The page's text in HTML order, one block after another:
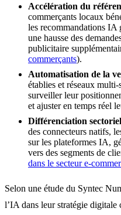
Accélération du
commerçants locaux
les recommandations IA
une hausse des
publicitaire
commerçants).
Automatisation de la
établies et réseaux
surveiller leur
et ajuster en temps réel
Différenciation
des connecteurs natifs,
sur les plateformes IA,
vers des segments de
dans le secteur e-
Selon une étude du Syntec
l’IA dans leur stratégie digitale